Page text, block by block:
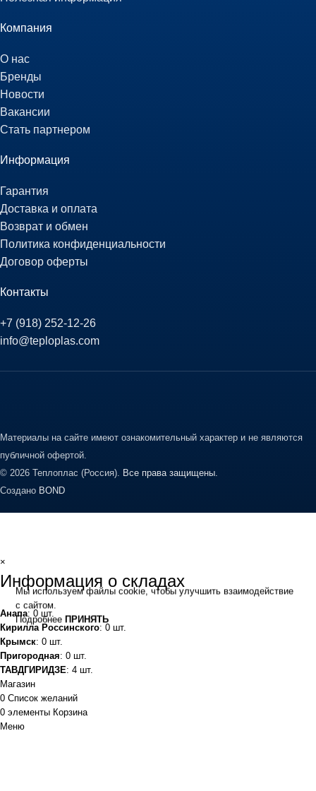
Компания
О нас
Бренды
Новости
Вакансии
Стать партнером
Информация
Гарантия
Доставка и оплата
Возврат и обмен
Политика конфиденциальности
Договор оферты
Контакты
+7 (918) 252-12-26
info@teploplas.com
Материалы на сайте имеют ознакомительный характер и не являются
публичной офертой.
© 2026 Теплоплас (Россия). Все права защищены.
Создано BOND
Мы используем файлы cookie, чтобы улучшить взаимодействие
с сайтом.
Подробнее ПРИНЯТЬ
×
Информация о складах
Анапа: 0 шт.
Кирилла Россинского: 0 шт.
Крымск: 0 шт.
Пригородная: 0 шт.
ТАВДГИРИДЗЕ: 4 шт.
Магазин
0 Список желаний
0 элементы Корзина
Меню